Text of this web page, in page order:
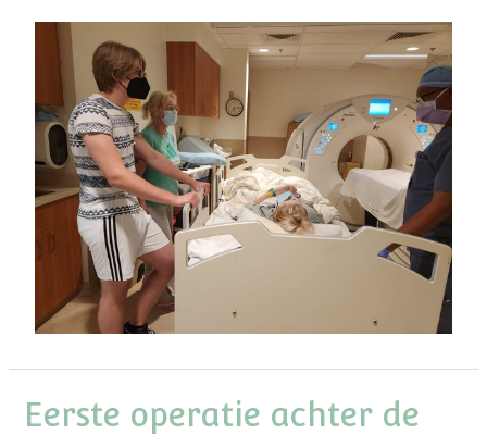
Eerste operatie achter de